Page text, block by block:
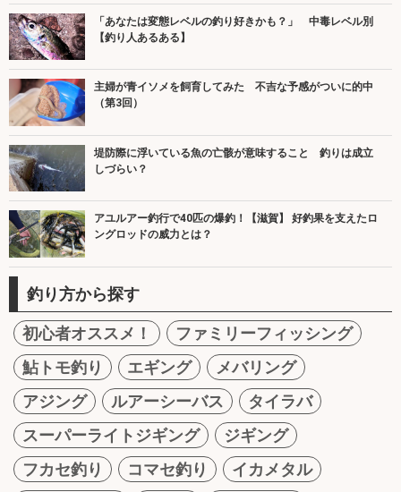
「あなたは変態レベルの釣り好きかも？」 中毒レベル別
【釣り人あるある】
主婦が青イソメを飼育してみた 不吉な予感がついに的中
（第3回）
堤防際に浮いている魚の亡骸が意味すること 釣りは成立
しづらい？
アユルアー釣行で40匹の爆釣！【滋賀】 好釣果を支えたロ
ングロッドの威力とは？
釣り方から探す
初心者オススメ！
ファミリーフィッシング
鮎トモ釣り
エギング
メバリング
アジング
ルアーシーバス
タイラバ
スーパーライトジギング
ジギング
フカセ釣り
コマセ釣り
イカメタル